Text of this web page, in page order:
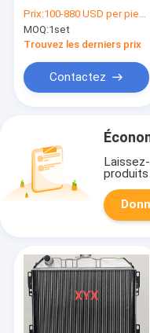
gestion thermique de
980 mm
Prix:100-880 USD per piece
MOQ:1set
Trouvez les derniers prix
Contactez
produits